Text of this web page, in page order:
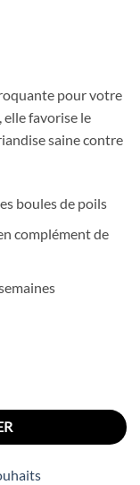
pour votre
favorise le
saine contre
boules de poils
complément de
(35g)